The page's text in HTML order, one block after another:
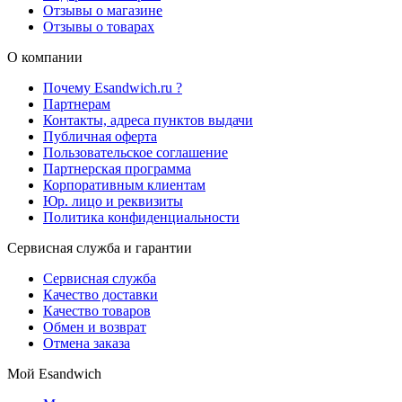
Отзывы о магазине
Отзывы о товарах
О компании
Почему Esandwich.ru ?
Партнерам
Контакты, адреса пунктов выдачи
Публичная оферта
Пользовательское соглашение
Партнерская программа
Корпоративным клиентам
Юр. лицо и реквизиты
Политика конфиденциальности
Сервисная служба и гарантии
Сервисная служба
Качество доставки
Качество товаров
Обмен и возврат
Отмена заказа
Мой Esandwich